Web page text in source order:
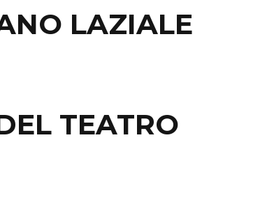
LAZIALE
TEATRO